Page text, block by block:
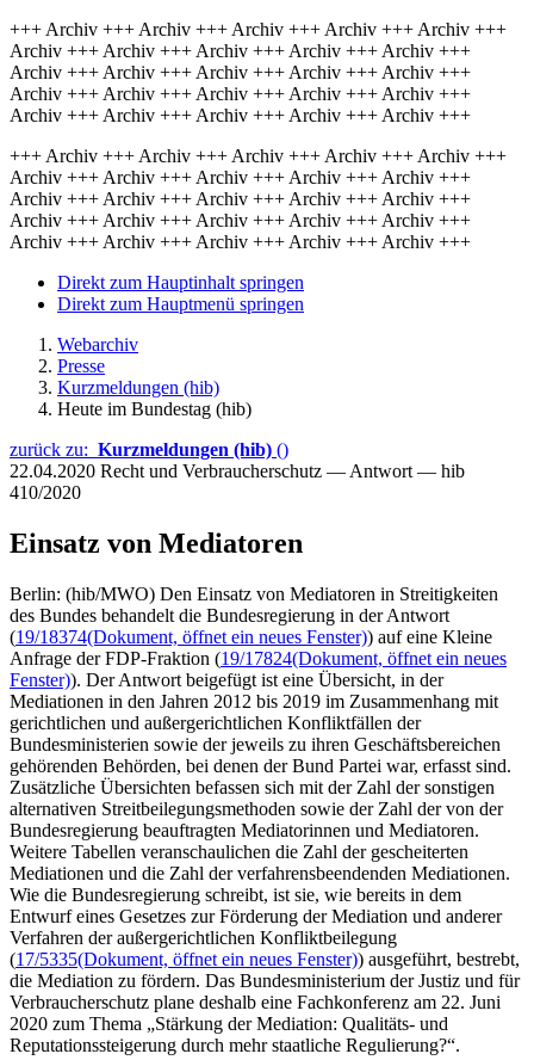
+++ Archiv +++ Archiv +++ Archiv +++ Archiv +++ Archiv +++
Archiv +++ Archiv +++ Archiv +++ Archiv +++ Archiv +++
Archiv +++ Archiv +++ Archiv +++ Archiv +++ Archiv +++
Archiv +++ Archiv +++ Archiv +++ Archiv +++ Archiv +++
Archiv +++ Archiv +++ Archiv +++ Archiv +++ Archiv +++
+++ Archiv +++ Archiv +++ Archiv +++ Archiv +++ Archiv +++
Archiv +++ Archiv +++ Archiv +++ Archiv +++ Archiv +++
Archiv +++ Archiv +++ Archiv +++ Archiv +++ Archiv +++
Archiv +++ Archiv +++ Archiv +++ Archiv +++ Archiv +++
Archiv +++ Archiv +++ Archiv +++ Archiv +++ Archiv +++
Direkt zum Hauptinhalt springen
Direkt zum Hauptmenü springen
Webarchiv
Presse
Kurzmeldungen (hib)
Heute im Bundestag (hib)
zurück zu: Kurzmeldungen (hib) ()
22.04.2020 Recht und Verbraucherschutz — Antwort — hib
410/2020
Einsatz von Mediatoren
Berlin: (hib/MWO) Den Einsatz von Mediatoren in Streitigkeiten
des Bundes behandelt die Bundesregierung in der Antwort
(19/18374(Dokument, öffnet ein neues Fenster)) auf eine Kleine
Anfrage der FDP-Fraktion (19/17824(Dokument, öffnet ein neues
Fenster)). Der Antwort beigefügt ist eine Übersicht, in der
Mediationen in den Jahren 2012 bis 2019 im Zusammenhang mit
gerichtlichen und außergerichtlichen Konfliktfällen der
Bundesministerien sowie der jeweils zu ihren Geschäftsbereichen
gehörenden Behörden, bei denen der Bund Partei war, erfasst sind.
Zusätzliche Übersichten befassen sich mit der Zahl der sonstigen
alternativen Streitbeilegungsmethoden sowie der Zahl der von der
Bundesregierung beauftragten Mediatorinnen und Mediatoren.
Weitere Tabellen veranschaulichen die Zahl der gescheiterten
Mediationen und die Zahl der verfahrensbeendenden Mediationen.
Wie die Bundesregierung schreibt, ist sie, wie bereits in dem
Entwurf eines Gesetzes zur Förderung der Mediation und anderer
Verfahren der außergerichtlichen Konfliktbeilegung
(17/5335(Dokument, öffnet ein neues Fenster)) ausgeführt, bestrebt,
die Mediation zu fördern. Das Bundesministerium der Justiz und für
Verbraucherschutz plane deshalb eine Fachkonferenz am 22. Juni
2020 zum Thema „Stärkung der Mediation: Qualitäts- und
Reputationssteigerung durch mehr staatliche Regulierung?“.